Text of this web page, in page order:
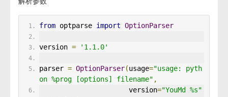
from optparse import OptionParser
version = '1.1.0'
parser = OptionParser(usage="usage: pyth
on %prog [options] filename" ,
                      version
="YouMd %s"